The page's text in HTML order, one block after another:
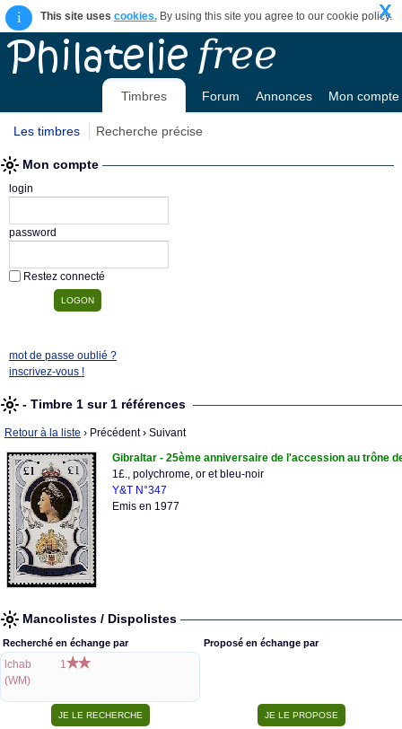
i This site uses cookies.By using this site you agree to our cookie policy.
X
Timbres Forum Annonces Mon compte
Les timbres Recherche précise
Mon compte
login
password
Restez connecté
mot de passe oublié ?
inscrivez-vous !
- Timbre 1 sur 1 références
Retour à la liste › Précédent› Suivant
Gibraltar - 25ème anniversaire de l'accession au trône
1£., polychrome, or et bleu-noir
Y&T N°347
Emis en 1977
Mancolistes / Dispolistes
Recherché en échange par
lchab
(WM)
1
Proposé en échange par